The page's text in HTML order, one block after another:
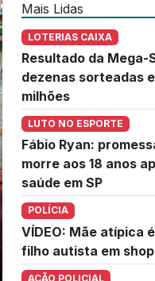
Mais Lidas
LOTERIAS CAIXA
Resultado da Mega-
dezenas sorteadas
milhões
LUTO NO ESPORTE
Fábio Ryan:
morre aos 18 anos
saúde em SP
POLÍCIA
VÍDEO: Mãe atípica
filho autista em
AÇÃO POLICIAL